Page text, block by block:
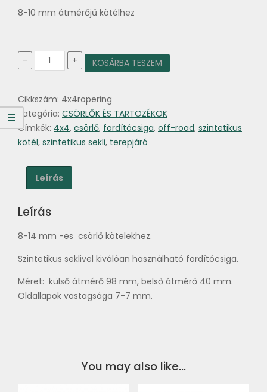
8-10 mm átmérőjű kötélhez
-
Fordítócsiga
szintetikus
+ KOSÁRBA TESZEM
Cikkszám: 4x4ropering
Kategória: CSÖRLŐK ÉS TARTOZÉKOK
Címkék: 4x4, csörlő, fordítócsiga, off-road, szintetikus
kötél, szintetikus sekli, terepjáró
Leírás
Leírás
8-14 mm -es csörlő kötelekhez.
Szintetikus seklivel kiválóan használható fordítócsiga.
Méret: külső átmérő 98 mm, belső átmérő 40 mm.
Oldallapok vastagsága 7-7 mm.
You may also like…